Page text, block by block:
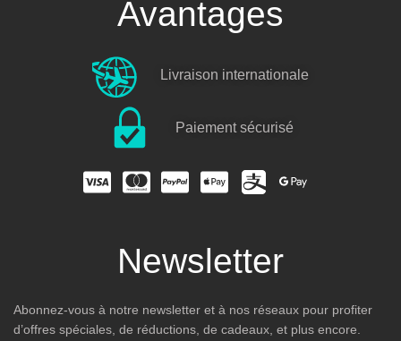
Avantages
Livraison internationale
Paiement sécurisé
Newsletter
Abonnez-vous à notre newsletter et à nos réseaux pour profiter
d’offres spéciales, de réductions, de cadeaux, et plus encore.